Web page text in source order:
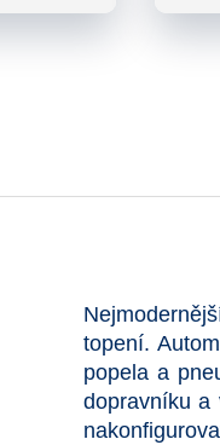
topení.
popela a
dopravníku a